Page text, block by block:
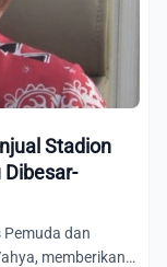
Stadion
Dibesar-
Pemuda dan
memberikan